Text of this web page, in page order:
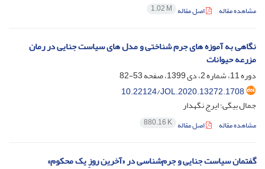
مشاهده مقاله اصل مقاله 1.02 M
نگاهی به آموزه های جرم شناختی و مدل های سیاست جنایی در رمان
مزرعه حیوانات
دوره 11، شماره 2، دی 1399، صفحه
53-82
10.22124/JOL.2020.13272.1708
جمال بیگی؛ ایرج نگهدار
مشاهده مقاله اصل مقاله 880.16 K
گفتمان سیاست جنایی و جرم‌شناسی در «آخرین روزِ یک محکوم»